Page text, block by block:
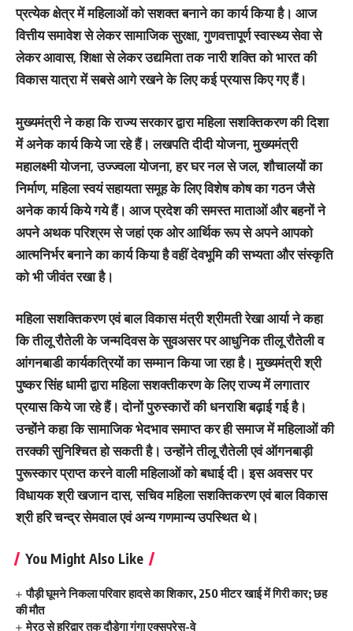
प्रत्येक क्षेत्र में महिलाओं को सशक्त बनाने का कार्य किया है। आज
वित्तीय समावेश से लेकर सामाजिक सुरक्षा, गुणवत्तापूर्ण स्वास्थ्य सेवा से
लेकर आवास, शिक्षा से लेकर उद्यमिता तक नारी शक्ति को भारत की
विकास यात्रा में सबसे आगे रखने के लिए कई प्रयास किए गए हैं।
मुख्यमंत्री ने कहा कि राज्य सरकार द्वारा महिला सशक्तिकरण की दिशा
में अनेक कार्य किये जा रहे हैं। लखपति दीदी योजना, मुख्यमंत्री
महालक्ष्मी योजना, उज्ज्वला योजना, हर घर नल से जल, शौचालयों का
निर्माण, महिला स्वयं सहायता समूह के लिए विशेष कोष का गठन जैसे
अनेक कार्य किये गये हैं। आज प्रदेश की समस्त माताओं और बहनों ने
अपने अथक परिश्रम से जहां एक ओर आर्थिक रूप से अपने आपको
आत्मनिर्भर बनाने का कार्य किया है वहीं देवभूमि की सभ्यता और संस्कृति
को भी जीवंत रखा है।
महिला सशक्तिकरण एवं बाल विकास मंत्री श्रीमती रेखा आर्या ने कहा
कि तीलू रौतेली के जन्मदिवस के सुवअसर पर आधुनिक तीलू रौतेली व
आंगनबाडी कार्यकत्रियों का सम्मान किया जा रहा है। मुख्यमंत्री श्री
पुष्कर सिंह धामी द्वारा महिला सशक्तीकरण के लिए राज्य में लगातार
प्रयास किये जा रहे हैं। दोनों पुरुस्कारों की धनराशि बढ़ाई गई है।
उन्होंने कहा कि सामाजिक भेदभाव समाप्त कर ही समाज में महिलाओं की
तरक्की सुनिश्चित हो सकती है। उन्होंने तीलू रौतेली एवं ऑगनबाड़ी
पुरूस्कार प्राप्त करने वाली महिलाओं को बधाई दी। इस अवसर पर
विधायक श्री खजान दास, सचिव महिला सशक्तिकरण एवं बाल विकास
श्री हरि चन्द्र सेमवाल एवं अन्य गणमान्य उपस्थित थे।
You Might Also Like
पौड़ी घूमने निकला परिवार हादसे का शिकार, 250 मीटर खाई में गिरी कार; छह
की मौत
मेरठ से हरिद्वार तक दौड़ेगा गंगा एक्सप्रेस-वे